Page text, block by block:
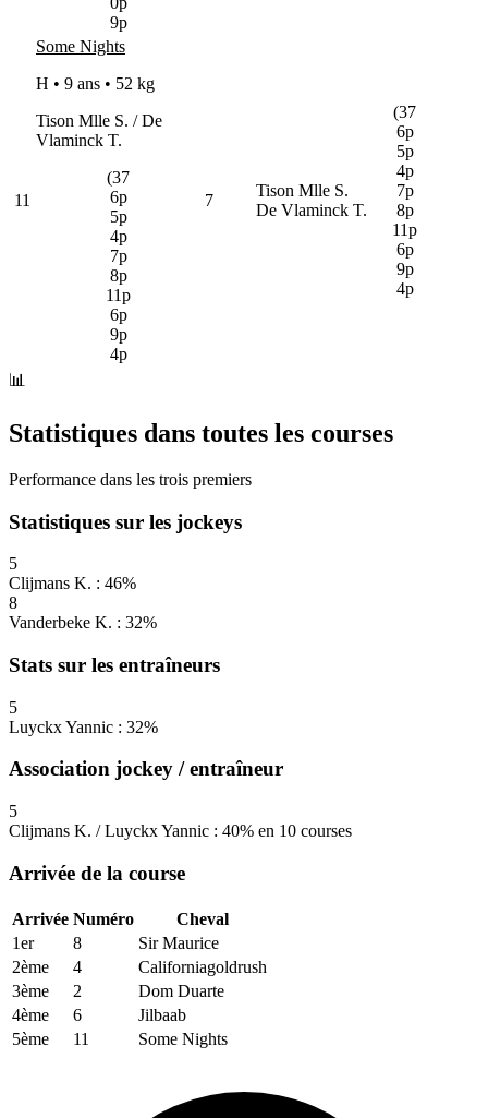
9p
11
Some Nights
H • 9 ans • 52 kg
Tison Mlle S. / De
Vlaminck T.
(37
6p
5p
4p
7p
8p
11p
6p
9p
4p
7
Tison Mlle S.
De Vlaminck T.
(37
6p
5p
4p
7p
8p
11p
6p
9p
4p
📊
Statistiques dans toutes les courses
Performance dans les trois premiers
Statistiques sur les jockeys
5
Clijmans K. : 46%
8
Vanderbeke K. : 32%
Stats sur les entraîneurs
5
Luyckx Yannic : 32%
Association jockey / entraîneur
5
Clijmans K. / Luyckx Yannic : 40% en 10 courses
Arrivée de la course
Arrivée Numéro
Cheval
1er
8
Sir Maurice
2ème
4
Californiagoldrush
3ème
2
Dom Duarte
4ème
6
Jilbaab
5ème
11 Some Nights